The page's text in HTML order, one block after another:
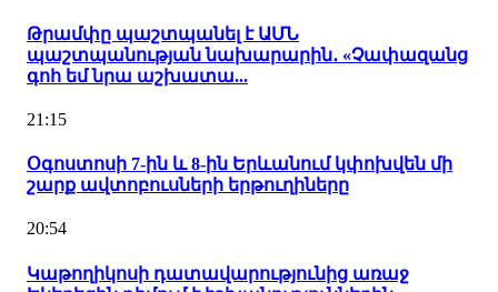
Թրամփը պաշտպանել է ԱՄՆ
պաշտպանության նախարարին․ «Չափազանց
գոհ եմ նրա աշխատա...
21:15
Օգոստոսի 7-ին և 8-ին Երևանում կփոխվեն մի
շարք ավտոբուսների երթուղիները
20:54
Կաթողիկոսի դատավարությունից առաջ